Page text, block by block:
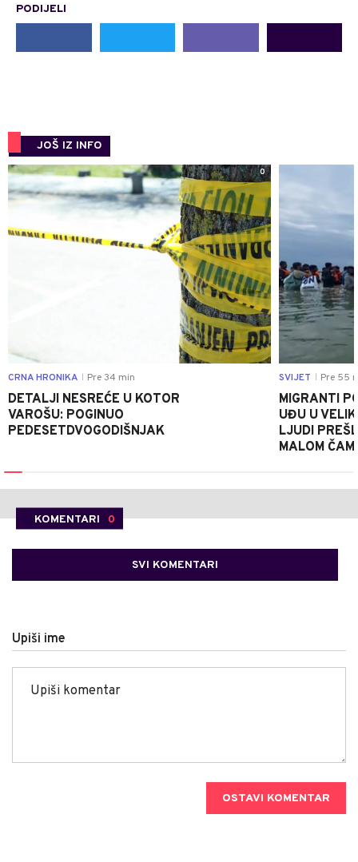
PODIJELI
JOŠ IZ INFO
0
CRNA HRONIKA Pre 34 min
DETALJI NESREĆE U KOTOR
VAROŠU: POGINUO
PEDESETDVOGODIŠNJAK
SVIJET Pre 55
MIGRANTI
UĐU U
LJUDI
MALOM
KOMENTARI 0
SVI KOMENTARI
Upiši ime
OSTAVI KOMENTAR